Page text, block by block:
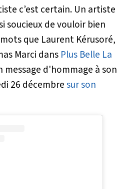
c’est certain. Un artiste
soucieux de vouloir bien
que Laurent Kérusoré,
Marci dans Plus Belle La
message d'hommage à son
26 décembresur son